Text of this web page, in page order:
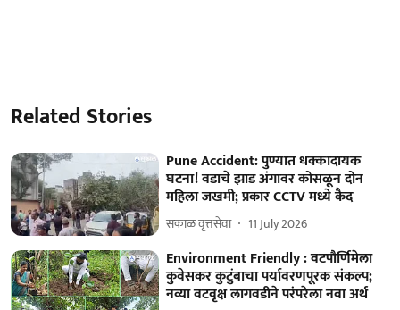
Related Stories
Pune Accident: पुण्यात धक्कादायक
घटना! वडाचे झाड अंगावर कोसळून दोन
महिला जखमी; प्रकार CCTV मध्ये कैद
सकाळ वृत्तसेवा 11 July 2026
Environment Friendly : वटपौर्णिमेला
कुवेसकर कुटुंबाचा पर्यावरणपूरक संकल्प;
नव्या वटवृक्ष लागवडीने परंपरेला नवा अर्थ